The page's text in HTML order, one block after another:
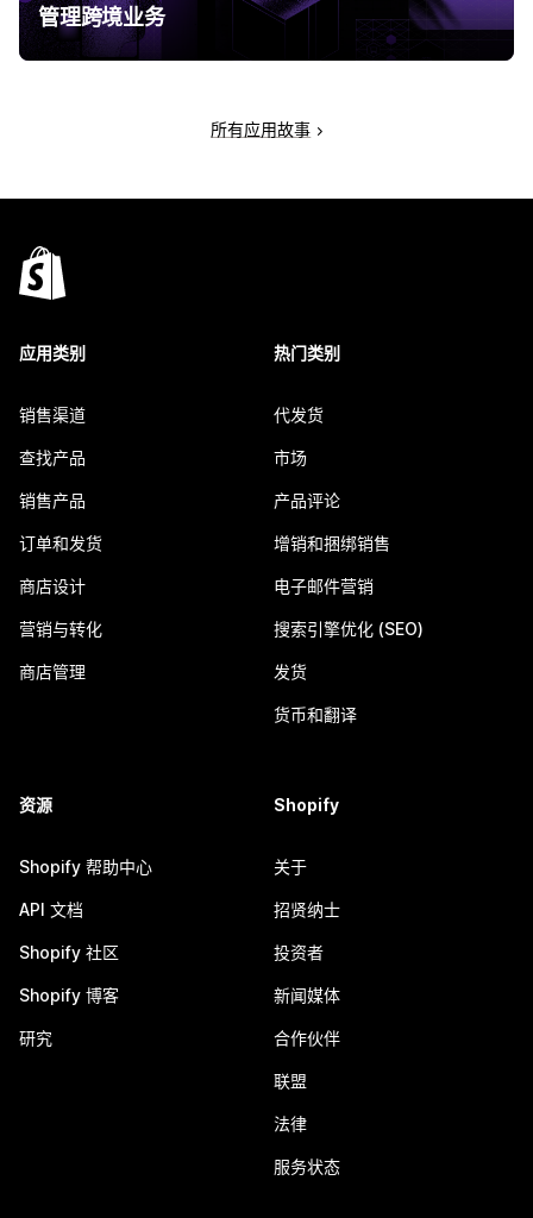
管理跨境业务
所有应用故事
应用类别
销售渠道
查找产品
销售产品
订单和发货
商店设计
营销与转化
商店管理
热门类别
代发货
市场
产品评论
增销和捆绑销售
电子邮件营销
搜索引擎优化 (SEO)
发货
货币和翻译
资源
Shopify 帮助中心
API 文档
Shopify 社区
Shopify 博客
研究
Shopify
关于
招贤纳士
投资者
新闻媒体
合作伙伴
联盟
法律
服务状态